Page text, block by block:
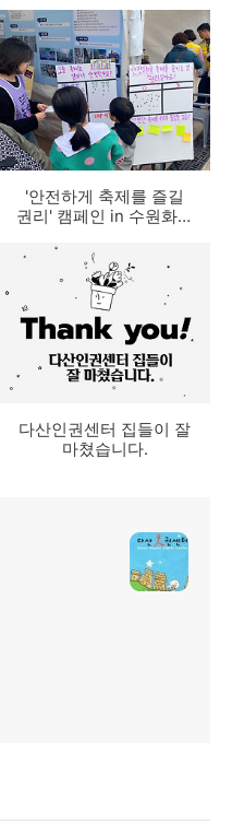
'안전하게 축제를 즐길
권리' 캠페인 in 수원화성
다산인권센터 집들이 잘
마쳤습니다.